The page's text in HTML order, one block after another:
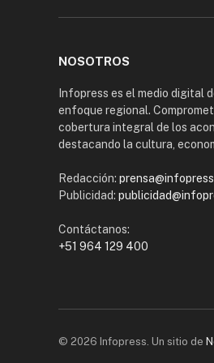
NOSOTROS
Infopress es el medio digital
enfoque regional.
cobertura integral de los
destacando la cultura,
Redacción:
Publicidad:
Contáctanos:
+51 964 129 400
© 2026 Infopress. Un sitio de